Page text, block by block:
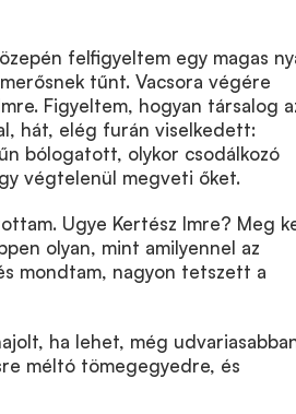
felfigyeltem egy magas
tűnt. Vacsora végére
Figyeltem, hogyan társalog
hát, elég furán viselkedett:
bólogatott, olykor csodálkozó
végtelenül megveti őket.
Ugye Kertész Imre? Meg
olyan, mint amilyennel az
mondtam, nagyon tetszett a
ha lehet, még
méltó tömegegyedre, és